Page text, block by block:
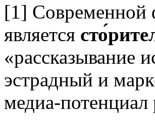
[1] Современной
является
эстрадный и
медиа-потенциал